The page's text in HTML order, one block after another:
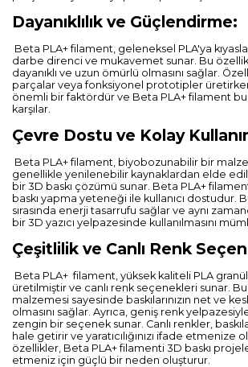
Dayanıklılık ve Güçlendirme:
Beta PLA+ filament, geleneksel PLA'ya
darbe direnci ve mukavemet sunar. Bu özellik,
dayanıklı ve uzun ömürlü olmasını sağlar.
parçalar veya fonksiyonel prototipler üretirken,
önemli bir faktördür ve Beta PLA+ filament
karşılar.
Çevre Dostu ve Kolay
Beta PLA+ filament, biyobozunabilir bir
genellikle yenilenebilir kaynaklardan elde
bir 3D baskı çözümü sunar. Beta PLA+
baskı yapma yeteneği ile kullanıcı dostudur.
sırasında enerji tasarrufu sağlar ve aynı
bir 3D yazıcı yelpazesinde kullanılmasını
Çeşitlilik ve Canlı Renk
Beta PLA+ filament, yüksek kaliteli PLA
üretilmiştir ve canlı renk seçenekleri sunar.
malzemesi sayesinde baskılarınızın net ve
olmasını sağlar. Ayrıca, geniş renk yelpazesiyle
zengin bir seçenek sunar. Canlı renkler,
hale getirir ve yaratıcılığınızı ifade etmenize
özellikler, Beta PLA+ filamenti 3D baskı
etmeniz için güçlü bir neden oluşturur.